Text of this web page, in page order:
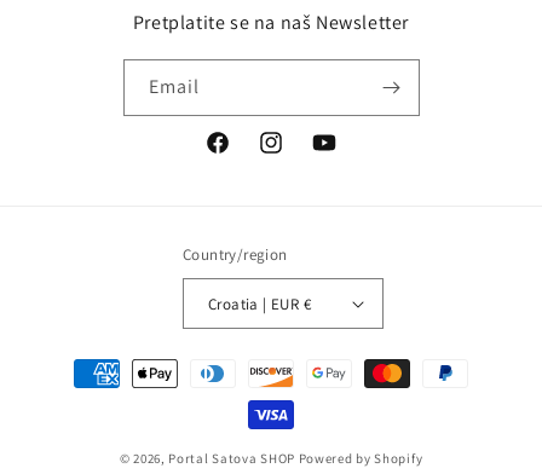
Pretplatite se na naš Newsletter
Email
FacebookInstagramYouTube
Country/region
Croatia | EUR €
Payment
methods
© 2026, Portal Satova SHOP Powered by Shopify